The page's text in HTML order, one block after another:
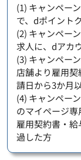
(1) キャンペー
で、dポイント
(2) キャンペー
求人に、dアカ
(3) キャンペー
店舗より雇用
請日から3か月
(4) キャンペー
のマイページ
雇用契約書・
過した方